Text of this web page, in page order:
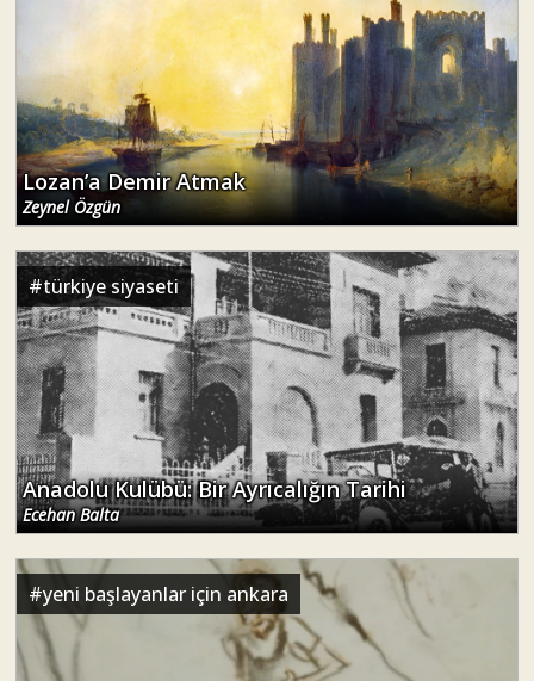
Lozan’a Demir Atmak
Zeynel Özgün
#türkiye siyaseti
Anadolu Kulübü: Bir Ayrıcalığın Tarihi
Ecehan Balta
#yeni başlayanlar için ankara